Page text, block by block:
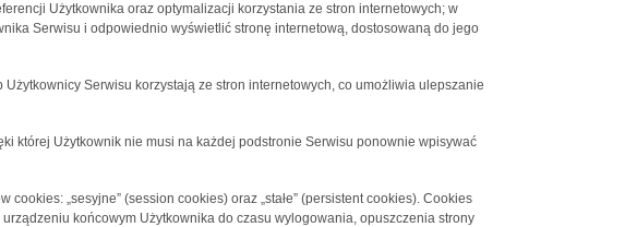
Użytkownika oraz optymalizacji korzystania ze stron internetowych; w
Serwisu i odpowiednio wyświetlić stronę internetową, dostosowaną do jego
Serwisu korzystają ze stron internetowych, co umożliwia ulepszanie
której Użytkownik nie musi na każdej podstronie Serwisu ponownie wpisywać
„sesyjne” (session cookies) oraz „stałe” (persistent cookies). Cookies
końcowym Użytkownika do czasu wylogowania, opuszczenia strony